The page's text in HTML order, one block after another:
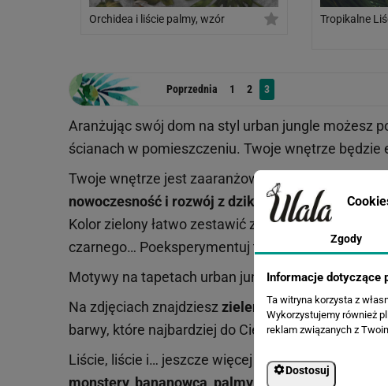
Orchidea i liście palmy, wzór
Tropikalne
Poprzednia 1 2 3
Aranżując swój dom na styl urban jungle możesz
ścianach w pomieszczeniu. Twoje wnętrze
Twoje wnętrze jest zaaranżowane już w stylu
nowoczesność i rozwój z dziką naturą.
Kolor zielony łatwo zestawić z innymi barwami.
czarnego… Poeksperymentuj także z innymi
Motywy na tapetach urban jungle
Na zdjęciach znajdziesz zieleń we wszystkichjej
barwy, które najbardziej do Ciebie przemawiają.
Liście, liście i… jeszcze więcej liści! Tak, to
monstery, bananowca, palmy … Nasze wzory są
Zgody
Informacje dotyczące
Ta witryna korzysta z
Wykorzystujemy również
reklam związanych z
Dostosuj